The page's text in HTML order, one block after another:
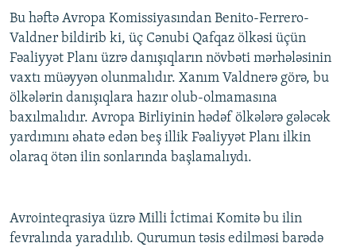
XƏBƏR BÜLLETENLƏRIMIZ
Bu həftə Avropa Komissiyasından Benito-Ferrero-
Valdner bildirib ki, üç Cənubi Qafqaz ölkəsi üçün
Fəaliyyət Planı üzrə danışıqların növbəti mərhələsinin
vaxtı müəyyən olunmalıdır. Xanım Valdnerə görə, bu
ölkələrin danışıqlara hazır olub-olmamasına
baxılmalıdır. Avropa Birliyinin hədəf ölkələrə gələcək
yardımını əhatə edən beş illik Fəaliyyət Planı ilkin
olaraq ötən ilin sonlarında başlamalıydı.
Avrointeqrasiya üzrə Milli İctimai Komitə bu ilin
fevralında yaradılıb. Qurumun təsis edilməsi barədə